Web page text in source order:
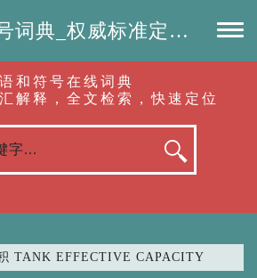
标准化术语符号词典_权威标准定义_专业词汇查询-认准啦（RenZhunLa.com）
和符号在线词典
解释，全文检索，快速定位
TANK EFFECTIVE CAPACITY